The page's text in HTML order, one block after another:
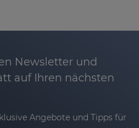
Newsletter und
auf Ihren nächsten
Angebote und Tipps für